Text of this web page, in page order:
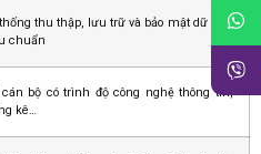
thu thập, lưu trữ và bảo mật dữ liệu
chuẩn
cán bộ có trình độ công nghệ thông tin,
kê…